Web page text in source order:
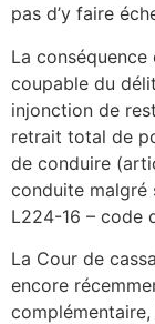
pas d’y faire
La conséquence
coupable du
injonction de
retrait total de
de conduire
conduite malgré
L224-16 – code
La Cour de
encore
complémentaire,